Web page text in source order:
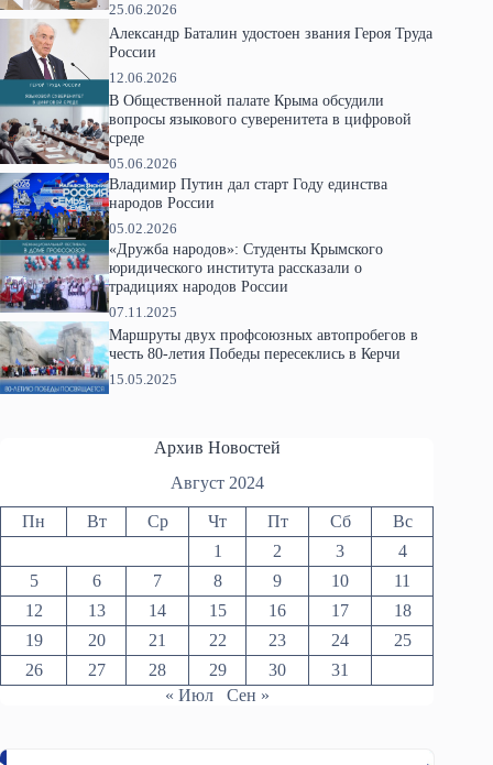
25.06.2026
Александр Баталин удостоен звания Героя Труда
России
12.06.2026
В Общественной палате Крыма обсудили
вопросы языкового суверенитета в цифровой
среде
05.06.2026
Владимир Путин дал старт Году единства
народов России
05.02.2026
«Дружба народов»: Студенты Крымского
юридического института рассказали о
традициях народов России
07.11.2025
Маршруты двух профсоюзных автопробегов в
честь 80-летия Победы пересеклись в Керчи
15.05.2025
Архив Новостей
Август 2024
Пн Вт Ср Чт Пт Сб
Вс
1
2 3
4
5
6 7 8 9 10
11
12
13 14 15 16 17
18
19
20 21 22 23 24
25
26
27 28 29 30
31
« Июл
Сен »